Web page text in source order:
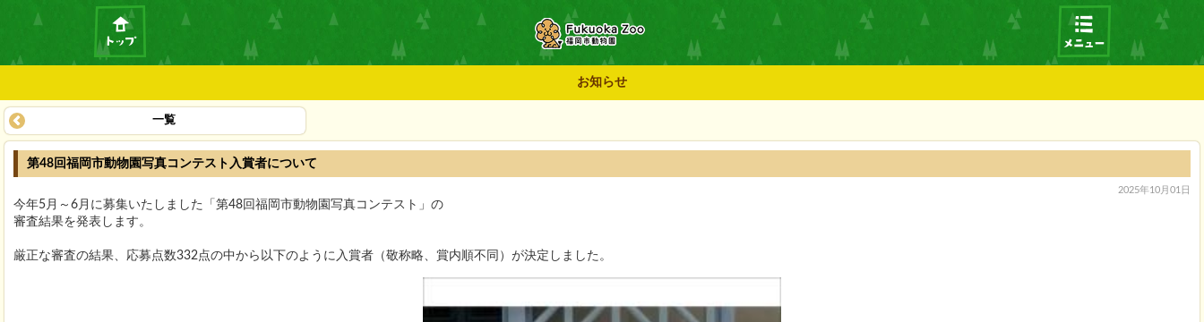
お知らせ
一覧
第48回福岡市動物園写真コンテスト入賞者について
2025年10月01日
今年5月～6月に募集いたしました「第48回福岡市動物園写真コンテスト」の
審査結果を発表します。
厳正な審査の結果、応募点数332点の中から以下のように入賞者（敬称略、賞内順不同）が決定しました。